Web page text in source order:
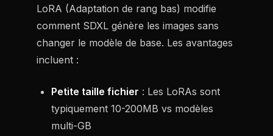
LoRA (Adaptation de rang bas) modifie
comment SDXL génère les images sans
changer le modèle de base. Les avantages
incluent :
Petite taille fichier : Les LoRAs sont
typiquement 10-200MB vs modèles
multi-GB